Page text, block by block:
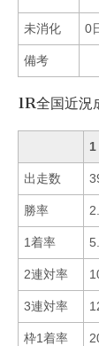
未消化 0
備考
1R全国近
1
出走数
勝率
1着率
2連対率
3連対率
枠1着率